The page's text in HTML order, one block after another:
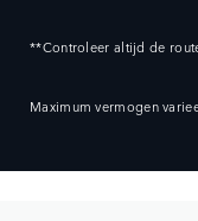
**Controleer altijd de
Maximum vermogen